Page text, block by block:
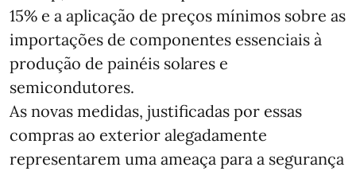
15% e a aplicação de preços mínimos sobre as
importações de componentes essenciais à
produção de painéis solares e
semicondutores.
As novas medidas, justificadas por essas
compras ao exterior alegadamente
representarem uma ameaça para a segurança